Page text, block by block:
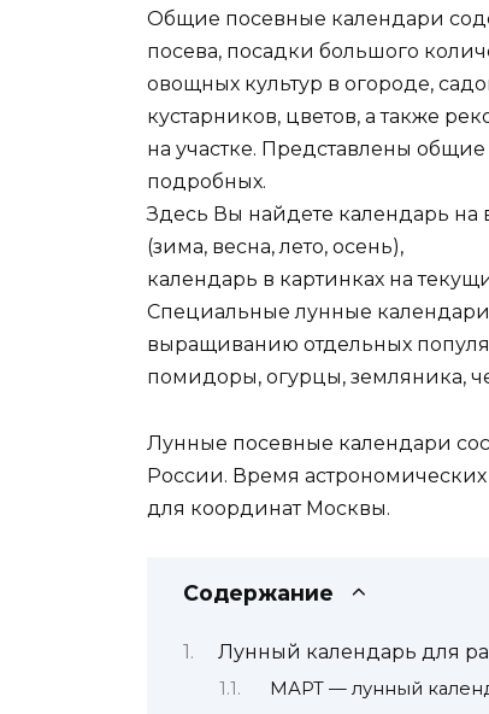
Общие посевные календари
посева, посадки большого
овощных культур в огороде,
кустарников, цветов, а также
на участке. Представлены
подробных.
Здесь Вы найдете календарь на
(зима, весна, лето, осень),
календарь в картинках на
Специальные лунные
выращиванию отдельных
помидоры, огурцы, земляника,
Лунные посевные календари
России. Время астрономических
для координат Москвы.
Содержание
Лунный календарь для
МАРТ — лунный